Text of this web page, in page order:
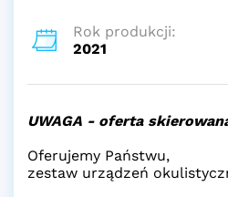
Rok produkcji:
2021
UWAGA - oferta
Oferujemy Państwu,
zestaw urządzeń